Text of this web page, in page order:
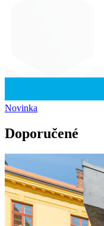
Novinka
Doporučené